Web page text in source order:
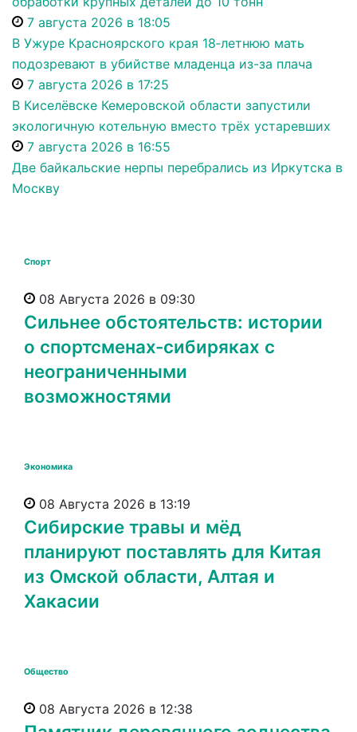
7 августа 2026 в 18:05
В Ужуре Красноярского края 18‑летнюю мать
подозревают в убийстве младенца из-за плача
7 августа 2026 в 17:25
В Киселёвске Кемеровской области запустили
экологичную котельную вместо трёх устаревших
7 августа 2026 в 16:55
Две байкальские нерпы перебрались из Иркутска в
Москву
Спорт
08 Августа 2026 в 09:30
Сильнее обстоятельств: истории
о спортсменах-сибиряках с
неограниченными
возможностями
Экономика
08 Августа 2026 в 13:19
Сибирские травы и мёд
планируют поставлять для Китая
из Омской области, Алтая и
Хакасии
Общество
08 Августа 2026 в 12:38